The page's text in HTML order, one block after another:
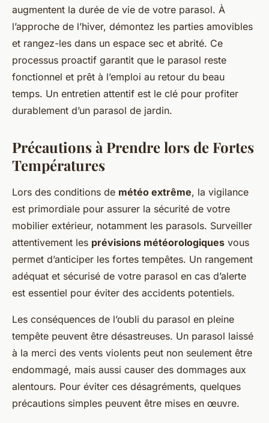
augmentent la durée de vie de votre parasol. À
l’approche de l’hiver, démontez les parties amovibles
et rangez-les dans un espace sec et abrité. Ce
processus proactif garantit que le parasol reste
fonctionnel et prêt à l’emploi au retour du beau
temps. Un entretien attentif est le clé pour profiter
durablement d’un parasol de jardin.
Précautions à Prendre lors de Fortes
Températures
Lors des conditions de météo extrême, la vigilance
est primordiale pour assurer la sécurité de votre
mobilier extérieur, notamment les parasols. Surveiller
attentivement les prévisions météorologiques vous
permet d’anticiper les fortes tempêtes. Un rangement
adéquat et sécurisé de votre parasol en cas d’alerte
est essentiel pour éviter des accidents potentiels.
Les conséquences de l’oubli du parasol en pleine
tempête peuvent être désastreuses. Un parasol laissé
à la merci des vents violents peut non seulement être
endommagé, mais aussi causer des dommages aux
alentours. Pour éviter ces désagréments, quelques
précautions simples peuvent être mises en œuvre.